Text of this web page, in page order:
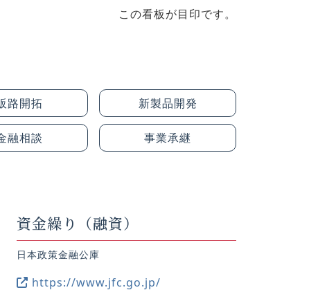
この看板が目印です。
路開拓 新製品開発
融相談 事業承継
資金繰り（融資）
日本政策金融公庫
https://www.jfc.go.jp/